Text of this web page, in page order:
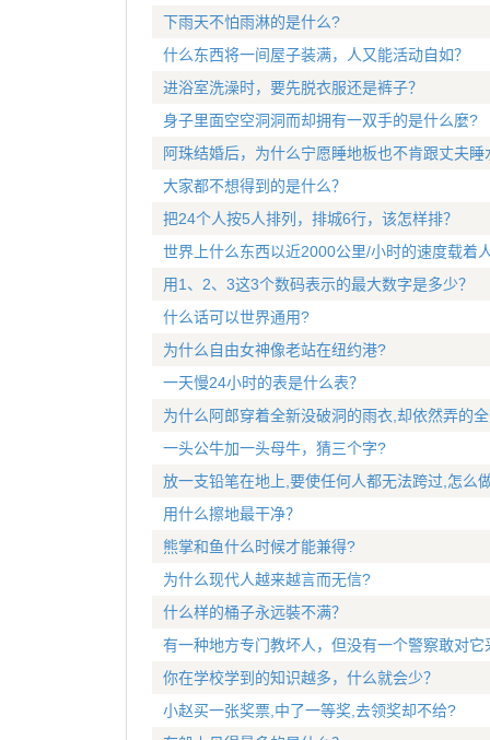
下雨天不怕雨淋的是什么?
什么东西将一间屋子装满，人又能活动自如？
进浴室洗澡时，要先脱衣服还是裤子？
身子里面空空洞洞而却拥有一双手的是什么麼?
阿珠结婚后，为什么宁愿睡地板也不肯跟丈夫睡
大家都不想得到的是什么？
把24个人按5人排列，排城6行，该怎样排？
世界上什么东西以近2000公里/小时的速度载着
用1、2、3这3个数码表示的最大数字是多少？
什么话可以世界通用?
为什么自由女神像老站在纽约港?
一天慢24小时的表是什么表？
为什么阿郎穿着全新没破洞的雨衣,却依然弄的
一头公牛加一头母牛，猜三个字?
放一支铅笔在地上,要使任何人都无法跨过,怎么
用什么擦地最干净？
熊掌和鱼什么时候才能兼得?
为什么现代人越来越言而无信?
什么样的桶子永远裝不满？
有一种地方专门教坏人，但没有一个警察敢对
你在学校学到的知识越多，什么就会少？
小赵买一张奖票,中了一等奖,去领奖却不给?